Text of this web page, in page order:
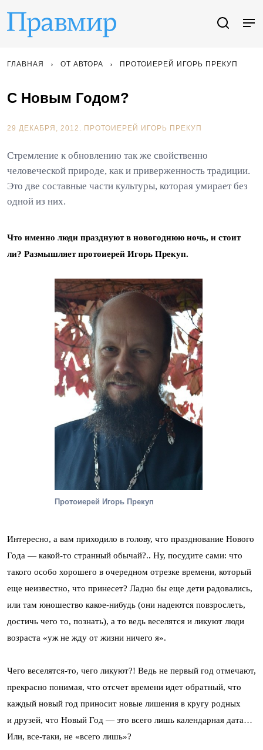
ГЛАВНАЯ ОТ АВТОРА ПРОТОИЕРЕЙ ИГОРЬ ПРЕКУП
С Новым Годом?
29 ДЕКАБРЯ, 2012. ПРОТОИЕРЕЙ ИГОРЬ ПРЕКУП
Стремление к обновлению так же свойственно
человеческой природе, как и приверженность традиции.
Это две составные части культуры, которая умирает без
одной из них.
Что именно люди празднуют в новогоднюю ночь, и стоит
ли? Размышляет протоиерей Игорь Прекуп.
Протоиерей Игорь Прекуп
Интересно, а вам приходило в голову, что празднование Нового
Года — какой-то странный обычай?.. Ну, посудите сами: что
такого особо хорошего в очередном отрезке времени, который
еще неизвестно, что принесет? Ладно бы еще дети радовались,
или там юношество какое-нибудь (они надеются повзрослеть,
достичь чего то, познать), а то ведь веселятся и ликуют люди
возраста «уж не жду от жизни ничего я».
Чего веселятся-то, чего ликуют?! Ведь не первый год отмечают,
прекрасно понимая, что отсчет времени идет обратный, что
каждый новый год приносит новые лишения в кругу родных
и друзей, что Новый Год — это всего лишь календарная дата…
Или, все-таки, не «всего лишь»?